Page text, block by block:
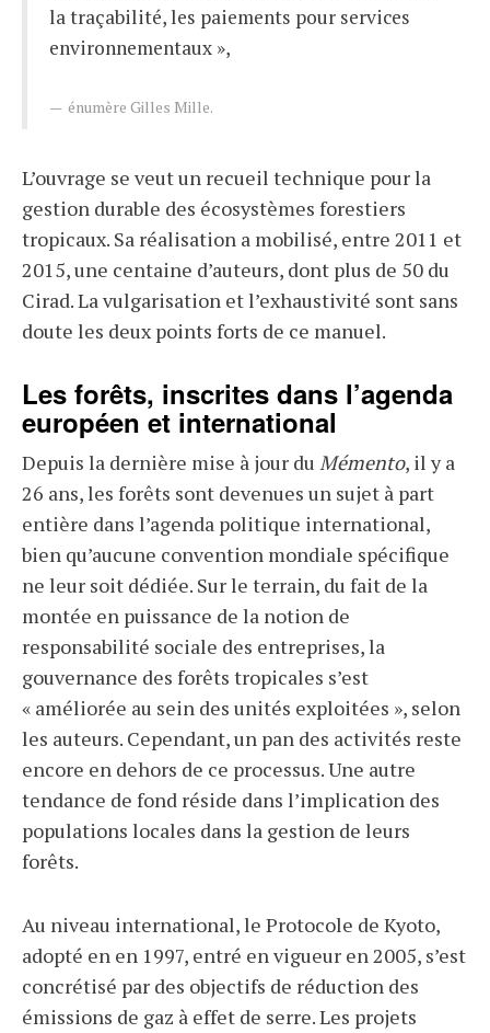
la traçabilité, les paiements pour services
environnementaux »,
énumère Gilles Mille.
L’ouvrage se veut un recueil technique pour la
gestion durable des écosystèmes forestiers
tropicaux. Sa réalisation a mobilisé, entre 2011 et
2015, une centaine d’auteurs, dont plus de 50 du
Cirad. La vulgarisation et l’exhaustivité sont sans
doute les deux points forts de ce manuel.
Les forêts, inscrites dans l’agenda
européen et international
Depuis la dernière mise à jour du Mémento, il y a
26 ans, les forêts sont devenues un sujet à part
entière dans l’agenda politique international,
bien qu’aucune convention mondiale spécifique
ne leur soit dédiée. Sur le terrain, du fait de la
montée en puissance de la notion de
responsabilité sociale des entreprises, la
gouvernance des forêts tropicales s’est
« améliorée au sein des unités exploitées », selon
les auteurs. Cependant, un pan des activités reste
encore en dehors de ce processus. Une autre
tendance de fond réside dans l’implication des
populations locales dans la gestion de leurs
forêts.
Au niveau international, le Protocole de Kyoto,
adopté en en 1997, entré en vigueur en 2005, s’est
concrétisé par des objectifs de réduction des
émissions de gaz à effet de serre. Les projets